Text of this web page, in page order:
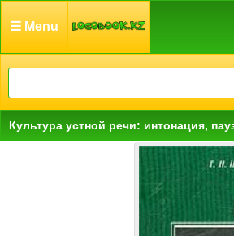
☰ Menu
Культура устной речи: интонация,